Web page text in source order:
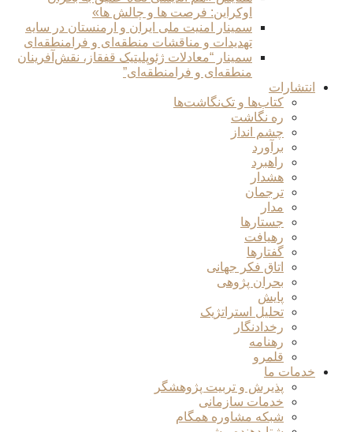
اوکراین: فرصت ها و چالش ها»
سمینار امنیت ملی ایران و ارمنستان در سایه
تهدیدات و مناقشات منطقه‌ای و فرامنطقه‌ای
سمینار “معادلات ژئوپلیتیک قفقاز، نقش‌آفرینان
منطقه‌ای و فرامنطقه‌ای”
انتشارات
کتاب‌ها و تک‌نگاشت‌ها
ره نگاشت
چشم انداز
برآورد
راهبرد
هشدار
ترجمان
مدار
جستارها
رهیافت
گفتارها
اتاق فکر جهانی
بحران پژوهی
پایش
تحلیل استراتژیک
رخدادنگار
رهنامه
قلمرو
خدمات ما
پذیرش و تربیت پژوهشگر
خدمات سازمانی
شبکه مشاوره همگام